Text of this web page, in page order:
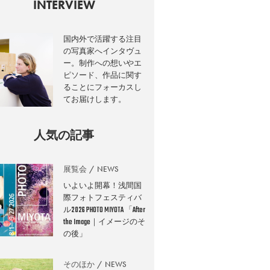
INTERVIEW
国内外で活躍する注目
の写真家へインタヴュ
ー。制作への想いやエ
ピソード、作品に関す
ることにフォーカスし
てお届けします。
人気の記事
展覧会 NEWS
いよいよ開幕！浅間国
際フォトフェスティバ
ル2026 PHOTO MIYOTA 「After
the Image｜イメージのそ
の後」
そのほか NEWS